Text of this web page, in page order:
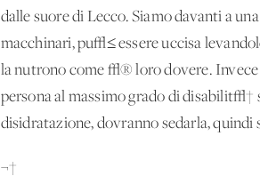
dalle suore di Lecco. Siamo davanti a
macchinari, pu√≤ essere uccisa
la nutrono come √® loro dovere.
persona al massimo grado di disabilit√†
disidratazione, dovranno sedarla,
¬†